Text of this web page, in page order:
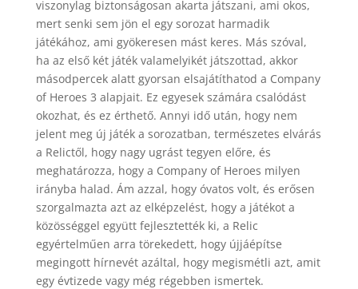
viszonylag biztonságosan akarta játszani, ami okos,
mert senki sem jön el egy sorozat harmadik
játékához, ami gyökeresen mást keres. Más szóval,
ha az első két játék valamelyikét játszottad, akkor
másodpercek alatt gyorsan elsajátíthatod a Company
of Heroes 3 alapjait. Ez egyesek számára csalódást
okozhat, és ez érthető. Annyi idő után, hogy nem
jelent meg új játék a sorozatban, természetes elvárás
a Relictől, hogy nagy ugrást tegyen előre, és
meghatározza, hogy a Company of Heroes milyen
irányba halad. Ám azzal, hogy óvatos volt, és erősen
szorgalmazta azt az elképzelést, hogy a játékot a
közösséggel együtt fejlesztették ki, a Relic
egyértelműen arra törekedett, hogy újjáépítse
megingott hírnevét azáltal, hogy megismétli azt, amit
egy évtizede vagy még régebben ismertek.